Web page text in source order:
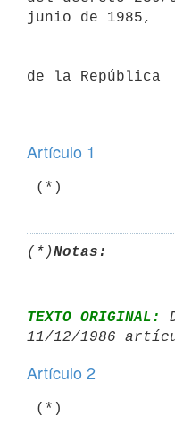
junio de 1985,
de la República
Artículo 1
(*)Notas:
TEXTO ORIGINAL:
11/12/1986
Artículo 2